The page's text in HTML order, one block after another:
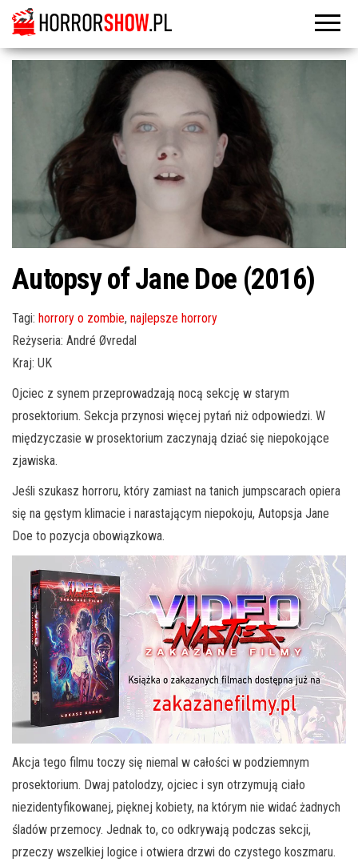
Autopsy of Jane Doe (2016)
Tagi: horrory o zombie, najlepsze horrory
Reżyseria: André Øvredal
Kraj: UK
Ojciec z synem przeprowadzają nocą sekcję w starym
prosektorium. Sekcja przynosi więcej pytań niż odpowiedzi. W
międzyczasie w prosektorium zaczynają dziać się niepokojące
zjawiska.
Jeśli szukasz horroru, który zamiast na tanich jumpscarach opiera
się na gęstym klimacie i narastającym niepokoju, Autopsja Jane
Doe to pozycja obowiązkowa.
Akcja tego filmu toczy się niemal w całości w podziemnym
prosektorium. Dwaj patolodzy, ojciec i syn otrzymują ciało
niezidentyfikowanej, pięknej kobiety, na którym nie widać żadnych
śladów przemocy. Jednak to, co odkrywają podczas sekcji,
przeczy wszelkiej logice i otwiera drzwi do czystego koszmaru.